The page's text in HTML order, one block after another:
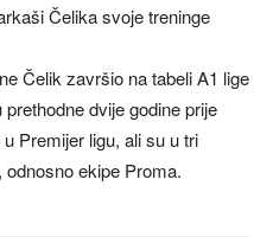
Čelika svoje treninge
Čelik završio na tabeli A1 lige
dvije godine prije
Premijer ligu, ali su u tri
ekipe Proma.